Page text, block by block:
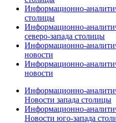
Информационно-
столицы
Информационно-
северо-запада столицы
Информационно-
новости
Информационно-
новости
Информационно-
Новости запада столицы
Информационно-
Новости юго-запада